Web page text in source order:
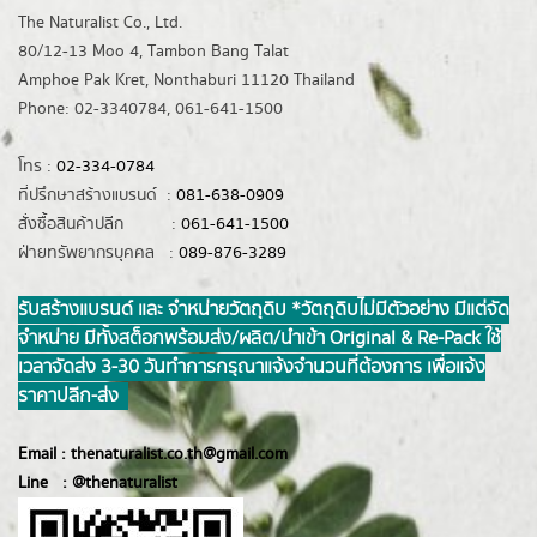
The Naturalist Co., Ltd.
80/12-13 Moo 4, Tambon Bang Talat
Amphoe Pak Kret, Nonthaburi 11120 Thailand
Phone: 02-3340784, 061-641-1500
โทร : 02-334-0784
ที่ปรึกษาสร้างแบรนด์ : 081-638-0909
สั่งซื้อสินค้าปลีก : 061-641-1500
ฝ่ายทรัพยากรบุคคล : 089-876-3289
รับสร้างแบรนด์ และ จำหน่ายวัตถุดิบ *วัตถุดิบไม่มีตัวอย่าง มีแต่จัด
จำหน่าย มีทั้งสต็อกพร้อมส่ง/ผลิต/นำเข้า Original & Re-Pack ใช้
เวลาจัดส่ง 3-30 วันทำการ กรุณาแจ้งจำนวนที่ต้องการ เพื่อแจ้ง
ราคาปลีก-ส่ง
Email : thenaturalist.co.th@gmail.com
Line : @thenaturalist